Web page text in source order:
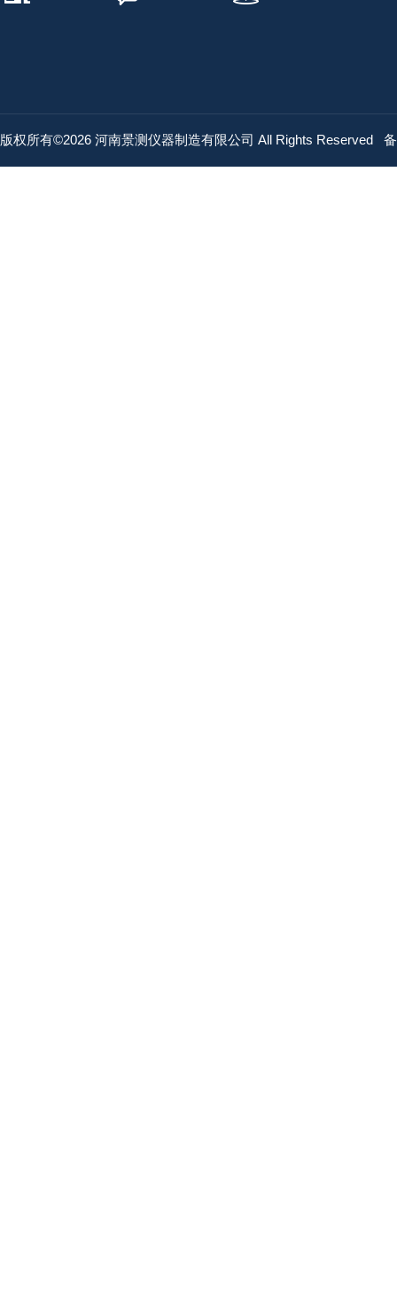
版权所有©2026 河南景测仪器制造有限公司 All Rights Reserved